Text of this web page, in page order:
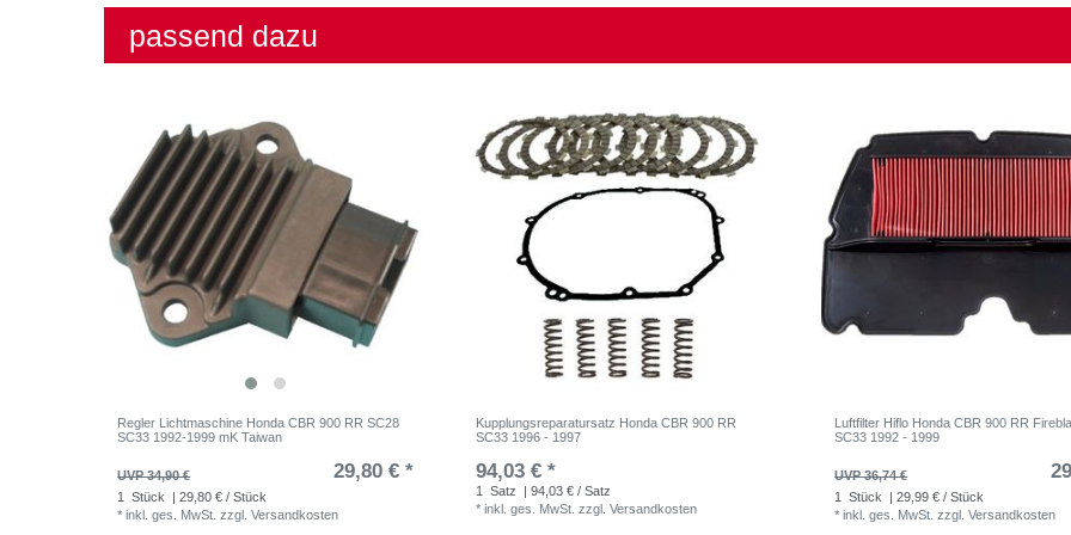
passend dazu
Regler Lichtmaschine Honda CBR 900 RR SC28
SC33 1992-1999 mK Taiwan
UVP 34,90 € 29,80 € *
1 Stück
| 29,80 € / Stück
*inkl. ges. MwSt. zzgl.Versandkosten
Kupplungsreparatursatz Honda CBR 900 RR
SC33 1996 - 1997
94,03 € *
1 Satz
| 94,03 € / Satz
*inkl. ges. MwSt. zzgl.Versandkosten
Luftfilter Hiflo Honda CBR 900 RR
SC33 1992 - 1999
UVP 36,74 €
1 Stück
| 29,99 € / Stück
*inkl. ges. MwSt. zzgl.Versandkosten